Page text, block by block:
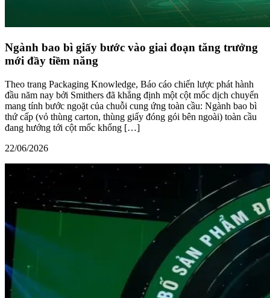
Ngành bao bì giấy bước vào giai đoạn tăng trưởng
mới đầy tiềm năng
Theo trang Packaging Knowledge, Báo cáo chiến lược phát hành
đầu năm nay bởi Smithers đã khẳng định một cột mốc dịch chuyển
mang tính bước ngoặt của chuỗi cung ứng toàn cầu: Ngành bao bì
thứ cấp (vỏ thùng carton, thùng giấy đóng gói bên ngoài) toàn cầu
đang hướng tới cột mốc khổng […]
22/06/2026